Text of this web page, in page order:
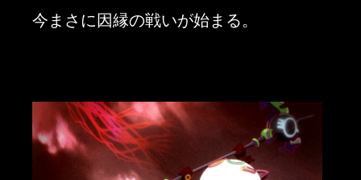
今まさに因縁の戦いが始まる。